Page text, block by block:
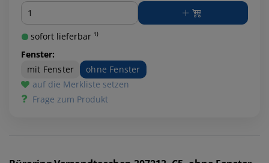
Menge
sofort lieferbar ¹⁾
Fenster:
mit Fenster
ohne Fenster
auf die Merkliste setzen
Frage zum Produkt